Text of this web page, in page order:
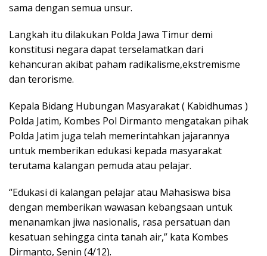
sama dengan semua unsur.
Langkah itu dilakukan Polda Jawa Timur demi
konstitusi negara dapat terselamatkan dari
kehancuran akibat paham radikalisme,ekstremisme
dan terorisme.
Kepala Bidang Hubungan Masyarakat ( Kabidhumas )
Polda Jatim, Kombes Pol Dirmanto mengatakan pihak
Polda Jatim juga telah memerintahkan jajarannya
untuk memberikan edukasi kepada masyarakat
terutama kalangan pemuda atau pelajar.
“Edukasi di kalangan pelajar atau Mahasiswa bisa
dengan memberikan wawasan kebangsaan untuk
menanamkan jiwa nasionalis, rasa persatuan dan
kesatuan sehingga cinta tanah air,” kata Kombes
Dirmanto, Senin (4/12).